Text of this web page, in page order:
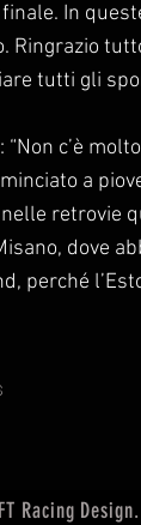
In
Ringrazio
tutti gli
c’è
a
retrovie
dove
perché
Racing Design.